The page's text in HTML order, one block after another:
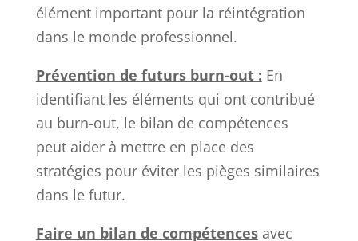
élément important pour la réintégration
dans le monde professionnel.
Prévention de futurs burn-out : En
identifiant les éléments qui ont contribué
au burn-out, le bilan de compétences
peut aider à mettre en place des
stratégies pour éviter les pièges similaires
dans le futur.
Faire un bilan de compétencesavec